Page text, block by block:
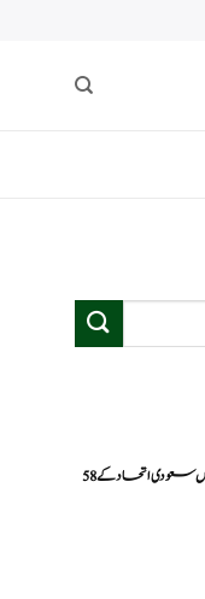
یمنی فوج کے حملے میں سعودی اتحاد کے 58